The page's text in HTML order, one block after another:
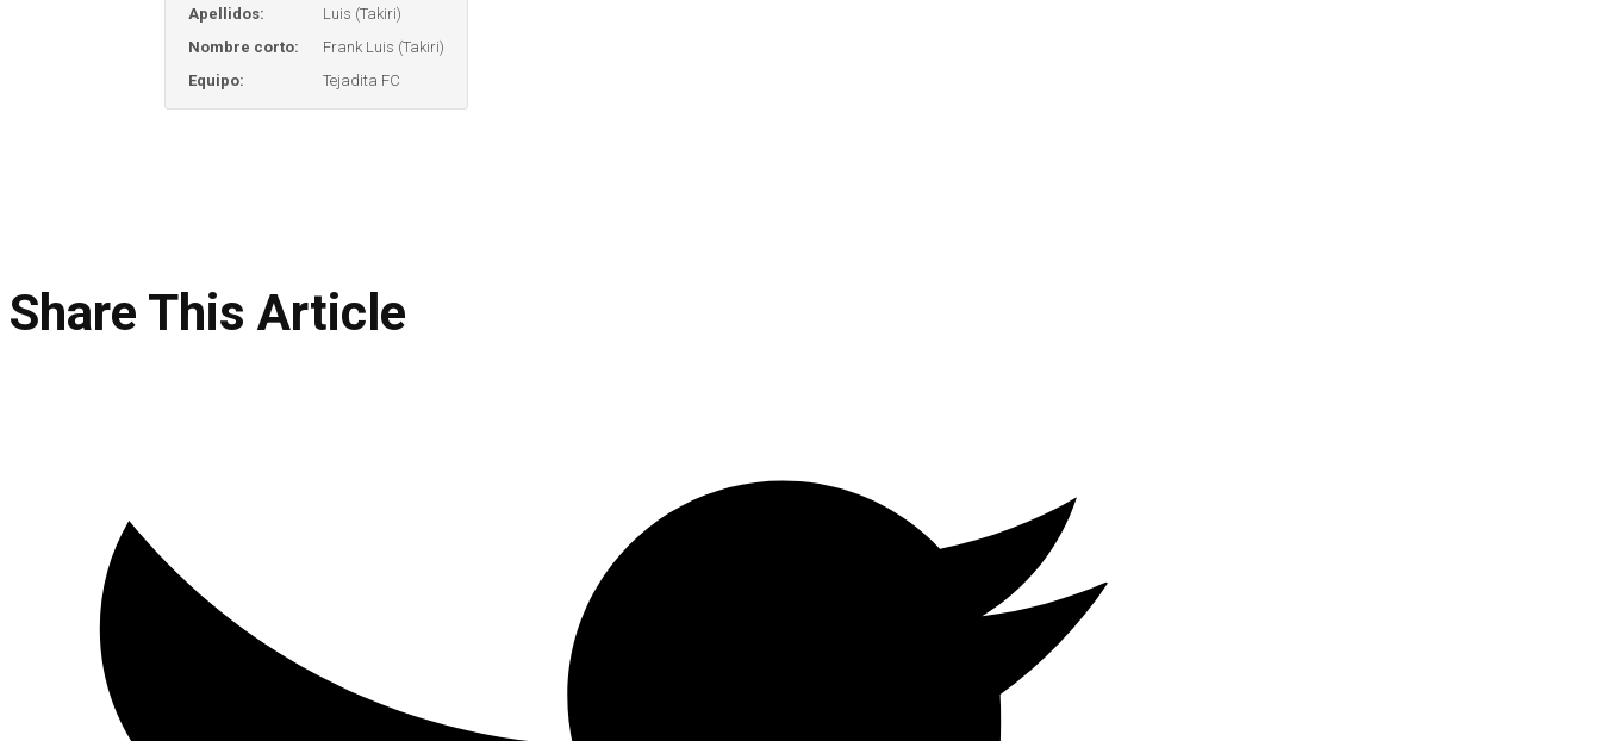
Apellidos:
Luis (Takiri)
Nombre corto:
Frank Luis (Takiri)
Equipo:
Tejadita FC
Share This Article